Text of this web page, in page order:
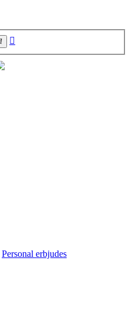
Sök
Personal erbjudes